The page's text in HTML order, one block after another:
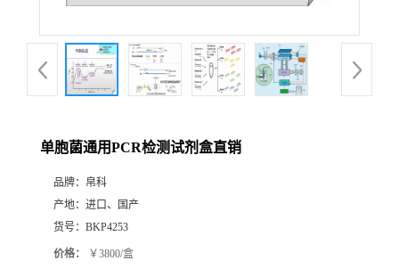
单胞菌通用PCR检测试剂盒直销
品牌： 帛科
产地： 进口、国产
货号： BKP4253
价格： ￥3800/盒